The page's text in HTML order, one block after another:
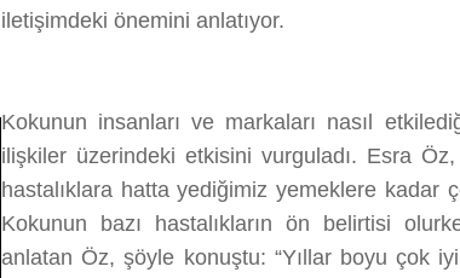
iletişimdeki önemini anlatıyor.
Kokunun insanları ve markaları nasıl
ilişkiler üzerindeki etkisini vurguladı. Esra
hastalıklara hatta yediğimiz yemeklere kadar
Kokunun bazı hastalıkların ön belirtisi
anlatan Öz, şöyle konuştu: “Yıllar boyu çok